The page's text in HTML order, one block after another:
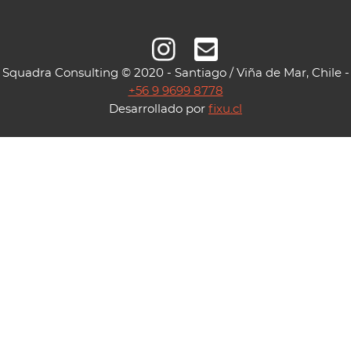
Squadra Consulting © 2020 - Santiago / Viña de Mar, Chile -
+56 9 9699 8778
Desarrollado por fixu.cl